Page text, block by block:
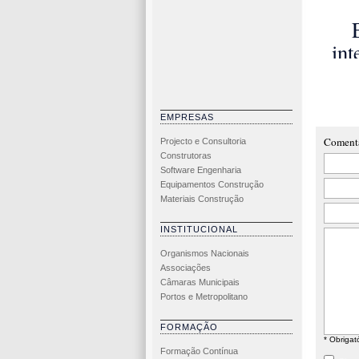
EMPRESAS
Projecto e Consultoria
Construtoras
Software Engenharia
Equipamentos Construção
Materiais Construção
INSTITUCIONAL
Organismos Nacionais
Associações
Câmaras Municipais
Portos e Metropolitano
FORMAÇÃO
Formação Contínua
*